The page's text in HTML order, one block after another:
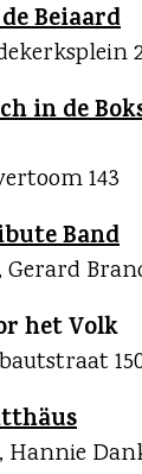
Beiaard
in de
143
Band
, Gerard
het Volk
, Hannie